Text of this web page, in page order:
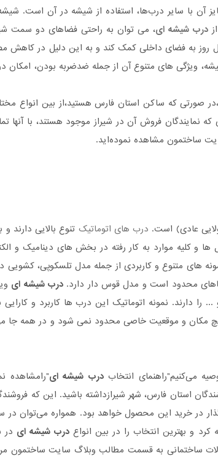
آن با سایر درب‌ها، استفاده از شیشه در آن است.
درب شیشه ای، می توان به راحتی فضاهای دو سمت
روز به فضای داخلی کمک کند و به این دلیل در کاهش
ویژگی های متنوع آن از جمله ضدضربه بودن،
صورتی که ساکن استان فارس هستید،از بین انواع
نمایندگان فروش آن در شیراز موجود هستند، با آنها
ساختمون مشاهده نموده‌اید.
عادی) است. درب های اتوماتیک تنوع بالایی دارند
و کلیه موارد به کار رفته در بخش های دینامیک و
های متنوع و کاربردی از جمله مدل تلسکوپی، کشویی
محدود است و مدل قوس دار دارد.درب شیشه ای
دارند. نمونه اتوماتیک این درب ها کاربرد و کارایی
مکان و موقعیت خاصی محدود نمی شود و در همه جا
می‌کنیم"راهنمای انتخابدرب شیشه ای"رامشاهده
استان فارس، شهر شیرازداشته باشید. این که
در خرید این محصول خواهد بود. همواره می‌توان
و بهترین انتخاب را در بین انواع درب شیشه ای در
ساختمانی به قسمت مطالب وبلاگ سایت ساختمون